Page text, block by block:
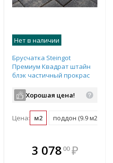
В комплекте
всегда выгоднее!
Нет в наличии
Брусчатка Steingot
Премиум Квадрат штайн
блэк частичный прокрас
Хорошая цена!
Цена: м2 поддон (9.9 м2)
3 078 00 ₽